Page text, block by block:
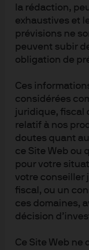
la rédaction,
exhaustives et
prévisions ne
peuvent subir
obligation de
Ces
considérées
juridique, fiscal
relatif à nos
doutes quant
ce Site Web ou
pour votre
votre conseiller
fiscal, ou un
ces domaines,
décision
Ce Site Web ne
alternatifs et aux
dans des actifs
l’illustre le faible
évoqué à la question
Rapport
Télécharger le
données et analyses